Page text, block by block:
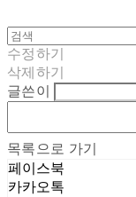
수정하기
삭제하기
글쓴이
목록으로 가기
페이스북
카카오톡